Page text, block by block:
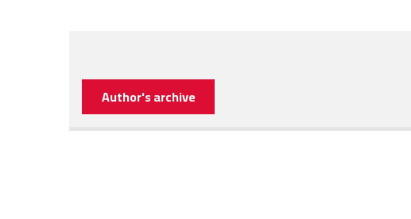
Author's archive